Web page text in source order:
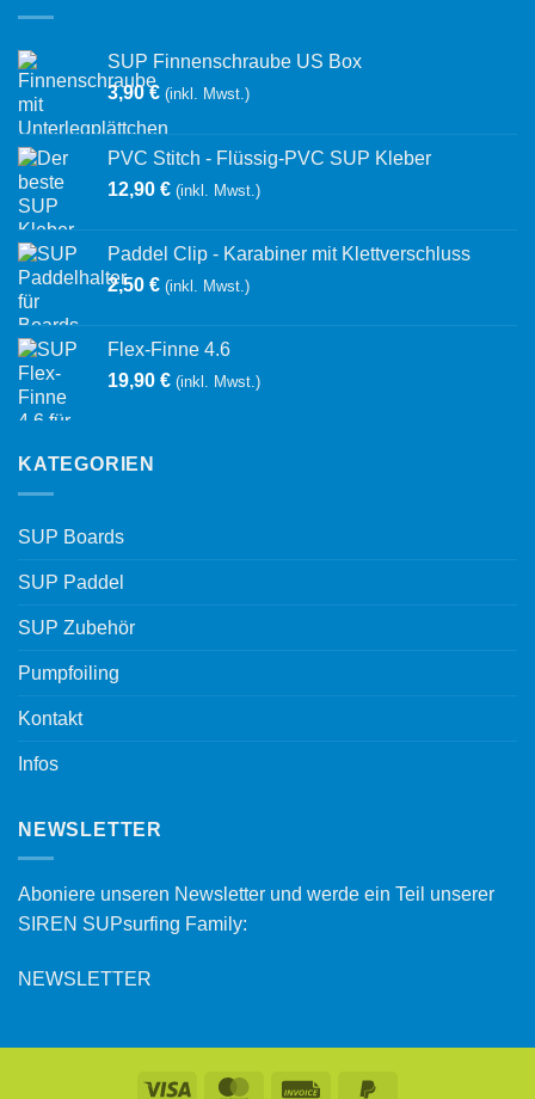
SUP Finnenschraube US Box
3,90€ (inkl. Mwst.)
PVC Stitch - Flüssig-PVC SUP Kleber
12,90 € (inkl. Mwst.)
Paddel Clip - Karabiner mit Klettverschluss
2,50 € (inkl. Mwst.)
Flex-Finne 4.6
19,90 € (inkl. Mwst.)
KATEGORIEN
SUP Boards
SUP Paddel
SUP Zubehör
Pumpfoiling
Kontakt
Infos
NEWSLETTER
Aboniere unseren Newsletter und werde ein Teil unserer
SIREN SUPsurfing Family:
NEWSLETTER